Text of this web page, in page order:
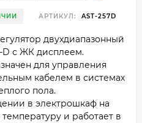
АРТИКУЛ: AST-257D
двухдиапазонный
D с ЖК дисплеем.
для управления
кабелем в системах
пола.
в электрошкаф на
и работает в